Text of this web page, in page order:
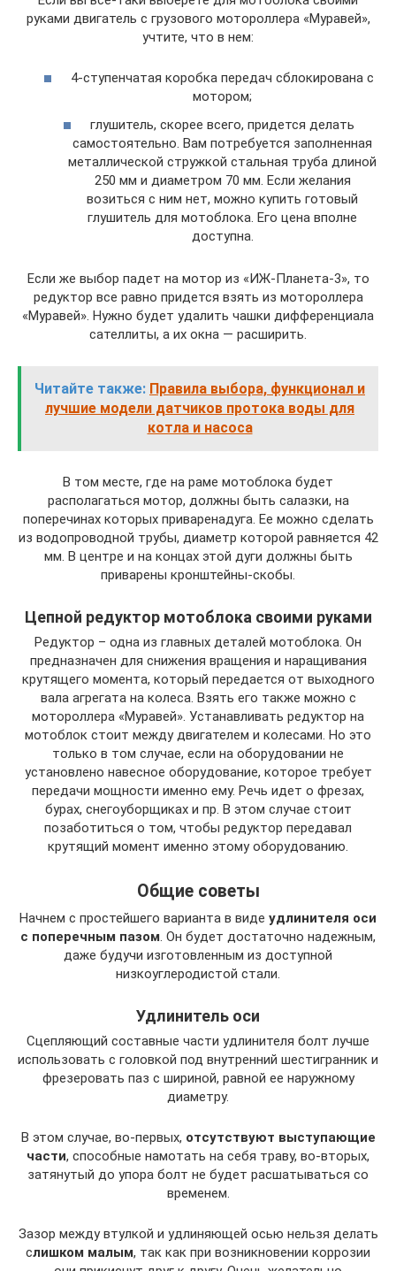
руками двигатель с грузового мотороллера «Муравей»,
учтите, что в нем:
4-ступенчатая коробка передач сблокирована с
мотором;
глушитель, скорее всего, придется делать
самостоятельно. Вам потребуется заполненная
металлической стружкой стальная труба длиной
250 мм и диаметром 70 мм. Если желания
возиться с ним нет, можно купить готовый
глушитель для мотоблока. Его цена вполне
доступна.
Если же выбор падет на мотор из «ИЖ-Планета-3», то
редуктор все равно придется взять из мотороллера
«Муравей». Нужно будет удалить чашки дифференциала
сателлиты, а их окна — расширить.
Читайте также: Правила выбора, функционал и
лучшие модели датчиков протока воды для
котла и насоса
В том месте, где на раме мотоблока будет
располагаться мотор, должны быть салазки, на
поперечинах которых приваренадуга. Ее можно сделать
из водопроводной трубы, диаметр которой равняется 42
мм. В центре и на концах этой дуги должны быть
приварены кронштейны-скобы.
Цепной редуктор мотоблока своими руками
Редуктор – одна из главных деталей мотоблока. Он
предназначен для снижения вращения и наращивания
крутящего момента, который передается от выходного
вала агрегата на колеса. Взять его также можно с
мотороллера «Муравей». Устанавливать редуктор на
мотоблок стоит между двигателем и колесами. Но это
только в том случае, если на оборудовании не
установлено навесное оборудование, которое требует
передачи мощности именно ему. Речь идет о фрезах,
бурах, снегоуборщиках и пр. В этом случае стоит
позаботиться о том, чтобы редуктор передавал
крутящий момент именно этому оборудованию.
Общие советы
Начнем с простейшего варианта в виде удлинителя оси
с поперечным пазом. Он будет достаточно надежным,
даже будучи изготовленным из доступной
низкоуглеродистой стали.
Удлинитель оси
Сцепляющий составные части удлинителя болт лучше
использовать с головкой под внутренний шестигранник и
фрезеровать паз с шириной, равной ее наружному
диаметру.
В этом случае, во-первых, отсутствуют выступающие
части, способные намотать на себя траву, во-вторых,
затянутый до упора болт не будет расшатываться со
временем.
Зазор между втулкой и удлиняющей осью нельзя делать
слишком малым, так как при возникновении коррозии